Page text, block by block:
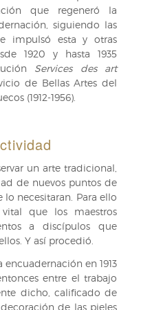
que regeneró la
siguiendo las
impulsó esta y otras
1920 y hasta 1935
Services des art
de Bellas Artes del
(1912-1956).
un arte tradicional,
de nuevos puntos de
lo necesitaran. Para ello
que los maestros
a discípulos que
Y así procedió.
en 1913
entre el trabajo
dicho, calificado de
de las pieles